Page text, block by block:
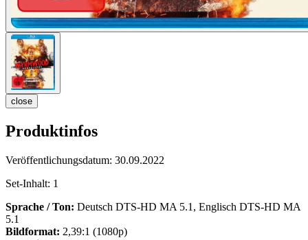
close
Produktinfos
Veröffentlichungsdatum: 30.09.2022
Set-Inhalt: 1
Sprache / Ton: Deutsch DTS-HD MA 5.1, Englisch DTS-HD MA
5.1
Bildformat: 2,39:1 (1080p)